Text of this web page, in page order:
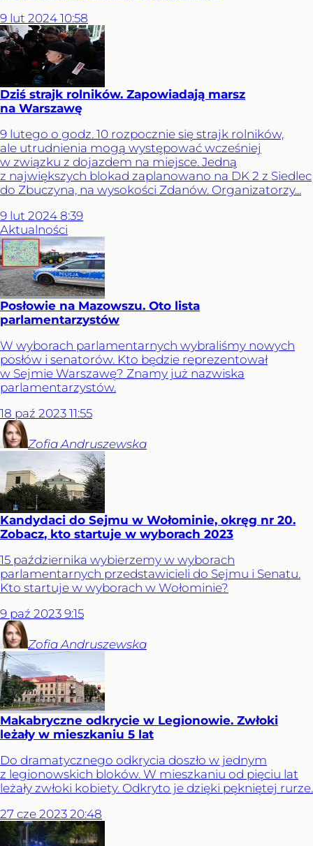
9 lut 2024 10:58
Dziś strajk rolników. Zapowiadają marsz
na Warszawę
9 lutego o godz. 10 rozpocznie się strajk rolników,
ale utrudnienia mogą występować wcześniej
w związku z dojazdem na miejsce. Jedną
z największych blokad zaplanowano na DK 2 z Siedlec
do Zbuczyna, na wysokości Zdanów. Organizatorzy...
9 lut 2024 8:39
Aktualności
Posłowie na Mazowszu. Oto lista
parlamentarzystów
W wyborach parlamentarnych wybraliśmy nowych
posłów i senatorów. Kto będzie reprezentował
w Sejmie Warszawę? Znamy już nazwiska
parlamentarzystów.
18 paź 2023 11:55
Zofia Andruszewska
Kandydaci do Sejmu w Wołominie, okręg nr 20.
Zobacz, kto startuje w wyborach 2023
15 października wybierzemy w wyborach
parlamentarnych przedstawicieli do Sejmu i Senatu.
Kto startuje w wyborach w Wołominie?
9 paź 2023 9:15
Zofia Andruszewska
Makabryczne odkrycie w Legionowie. Zwłoki
leżały w mieszkaniu 5 lat
Do dramatycznego odkrycia doszło w jednym
z legionowskich bloków. W mieszkaniu od pięciu lat
leżały zwłoki kobiety. Odkryto je dzięki pękniętej rurze.
27 cze 2023 20:48